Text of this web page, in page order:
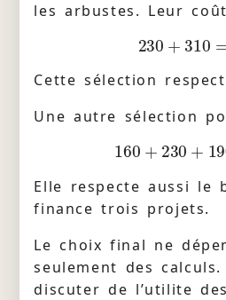
les arbustes. Leur
230 + 310 =
Cette sélection
Une autre sélection
160 + 230 +
Elle respecte aussi le
finance trois projets.
Le choix final ne
seulement des
discuter de l’utilite